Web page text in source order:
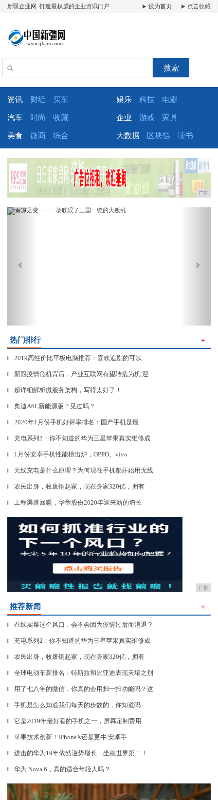
新疆企业网_打造最权威的企业资讯门户 设为首页 点击收藏
搜索
资讯 财经 买车 娱乐 科技 电影
汽车 时尚 收藏 企业 游戏 家具
美食 微商 综合 大数据 区块链 读书
广告
Previous
热门排行 ＋
▎ 2019高性价比平板电脑推荐：喜欢追剧的可以
▎ 新冠疫情危机背后，产业互联网有望转危为机 迎
▎ 超详细解析微服务架构，写得太好了！
▎ 奥迪A6L新能源版？见过吗？
▎ 2020年1月份手机好评率排名：国产手机是最
▎ 充电系列2：你不知道的华为三星苹果真实维修成
▎ 1月份安卓手机性能榜出炉，OPPO、vivo
▎ 无线充电是什么原理？为何现在手机都开始用无线
▎ 农民出身，收废铜起家，现在身家320亿，拥有
▎ 工程渠道回暖，华帝股份2020年迎来新的增长
广告
推荐新闻 ＋
▎ 在线卖菜这个风口，会不会因为疫情过后而消退？
▎ 充电系列2：你不知道的华为三星苹果真实维修成
▎ 农民出身，收废铜起家，现在身家320亿，拥有
▎ 全球电动车新排名：特斯拉和比亚迪表现天壤之别
▎ 用了七八年的微信，你真的会用扫一扫功能吗？这
▎ 手机是怎么知道我们每天的步数的，你知道吗
▎ 它是2019年最好看的手机之一，屏幕定制费用
▎ 苹果技术创新！iPhoneX还是更牛 安卓手
▎ 进击的华为19年依然逆势增长，坐稳世界第二！
▎ 华为 Nova 6，真的适合年轻人吗？